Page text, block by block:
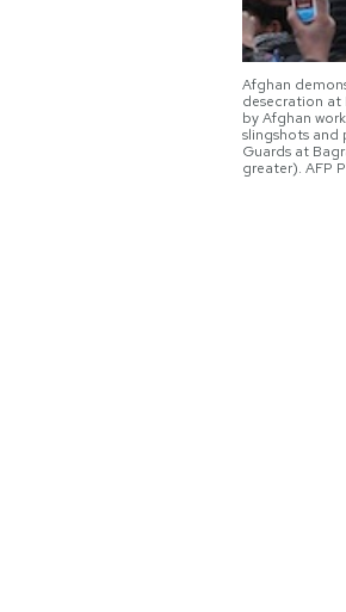
AREA PERSONALE
Afghan
desecration at
by Afghan
slingshots and
Guards at
greater). AFP